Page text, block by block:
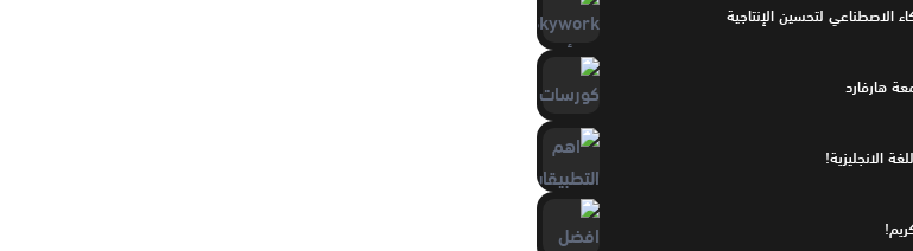
هارفارد
الانجليزية!